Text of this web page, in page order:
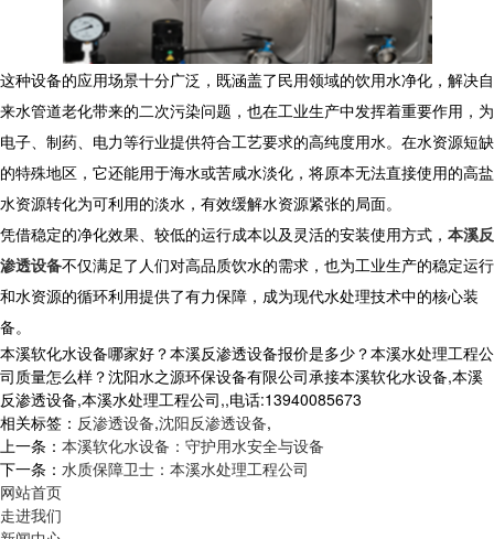
这种设备的应用场景十分广泛，既涵盖了民用领域的饮用水净化，解决自
来水管道老化带来的二次污染问题，也在工业生产中发挥着重要作用，为
电子、制药、电力等行业提供符合工艺要求的高纯度用水。在水资源短缺
的特殊地区，它还能用于海水或苦咸水淡化，将原本无法直接使用的高盐
水资源转化为可利用的淡水，有效缓解水资源紧张的局面。
凭借稳定的净化效果、较低的运行成本以及灵活的安装使用方式， 本溪反
渗透设备不仅满足了人们对高品质饮水的需求，也为工业生产的稳定运行
和水资源的循环利用提供了有力保障，成为现代水处理技术中的核心装
备。
本溪软化水设备哪家好？本溪反渗透设备报价是多少？本溪水处理工程公
司质量怎么样？沈阳水之源环保设备有限公司承接本溪软化水设备,本溪
反渗透设备,本溪水处理工程公司,,电话:13940085673
相关标签： 反渗透设备,沈阳反渗透设备,
上一条： 本溪软化水设备：守护用水安全与设备
下一条： 水质保障卫士：本溪水处理工程公司
网站首页
走进我们